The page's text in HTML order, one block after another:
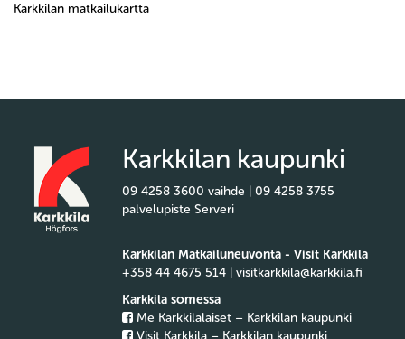
Karkkilan matkailukartta
Karkkilan kaupunki
09 4258 3600 vaihde | 09 4258 3755
palvelupiste Serveri
Karkkilan Matkailuneuvonta - Visit Karkkila
+358 44 4675 514 | visitkarkkila@karkkila.fi
Karkkila somessa
Me Karkkilalaiset – Karkkilan kaupunki
Visit Karkkila – Karkkilan kaupunki